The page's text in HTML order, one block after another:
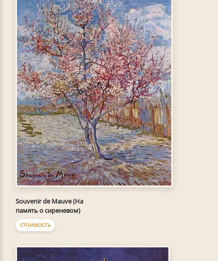
Souvenir de Mauve (На
память о сиреневом)
СТОИМОСТЬ